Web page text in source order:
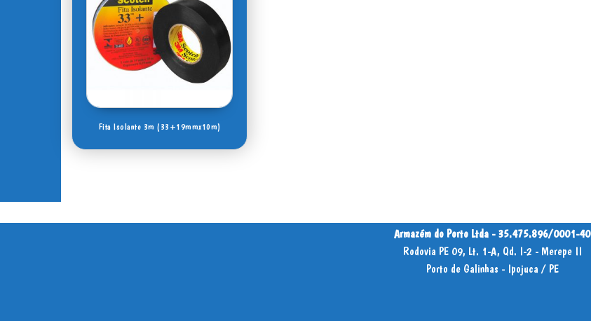
Fita Isolante 3m (33+19mmx10m)
Armazém do Porto Ltda - 35.475.896/0001-40
Rodovia PE 09, Lt. 1-A, Qd. I-2 - Merepe II
Porto de Galinhas - Ipojuca / PE